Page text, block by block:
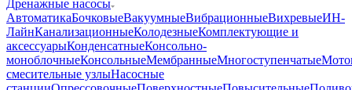
Дренажные насосы
АвтоматикаБочковыеВакуумныеВибрационныеВихревыеИН-
ЛайнКанализационныеКолодезныеКомплектующие и
аксессуарыКонденсатныеКонсольно-
моноблочныеКонсольныеМембранныеМногоступенчатые
смесительные узлыНасосные